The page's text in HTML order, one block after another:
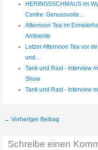
HERINGSSCHMAUS im
Centre: Genussvolle…
Afternoon Tea im
Ambiente
Letzer Afternoon Tea vor
und…
Tank und Rast - Interview
Show
Tank und Rast - Interview
← Vorheriger Beitrag
Schreibe einen